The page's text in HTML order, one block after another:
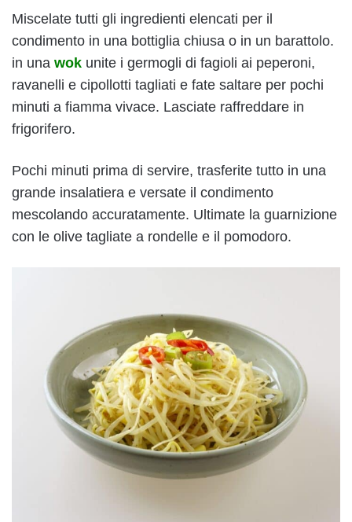
Miscelate tutti gli ingredienti elencati per il
condimento in una bottiglia chiusa o in un barattolo.
in una wok unite i germogli di fagioli ai peperoni,
ravanelli e cipollotti tagliati e fate saltare per pochi
minuti a fiamma vivace. Lasciate raffreddare in
frigorifero.
Pochi minuti prima di servire, trasferite tutto in una
grande insalatiera e versate il condimento
mescolando accuratamente. Ultimate la guarnizione
con le olive tagliate a rondelle e il pomodoro.